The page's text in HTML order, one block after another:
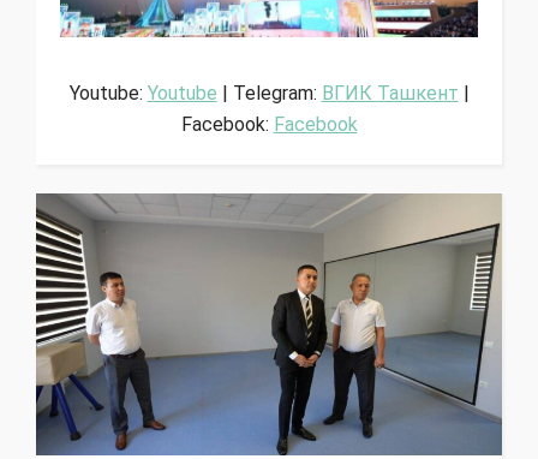
Youtube: Youtube | Telegram: ВГИК Ташкент |
Facebook: Facebook